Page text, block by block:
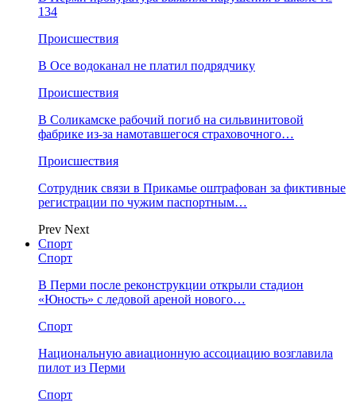
134
Происшествия
В Осе водоканал не платил подрядчику
Происшествия
В Соликамске рабочий погиб на сильвинитовой
фабрике из-за намотавшегося страховочного…
Происшествия
Сотрудник связи в Прикамье оштрафован за фиктивные
регистрации по чужим паспортным…
Prev Next
Спорт
Спорт
В Перми после реконструкции открыли стадион
«Юность» с ледовой ареной нового…
Спорт
Национальную авиационную ассоциацию возглавила
пилот из Перми
Спорт